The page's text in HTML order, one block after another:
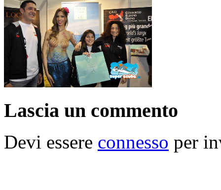
Lascia un commento
Devi essere connesso per